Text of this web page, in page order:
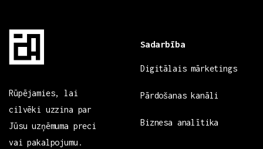
Rūpējamies, lai
cilvēki uzzina par
Jūsu uzņēmuma preci
vai pakalpojumu.
Sadarbība
Digitālais mārketings
Pārdošanas kanāli
Biznesa analītika